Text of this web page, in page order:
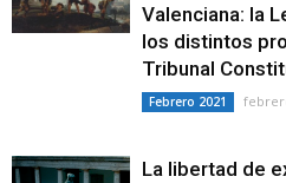
Valenciana: la
los distintos
Tribunal
Febrero 2021
La libertad de